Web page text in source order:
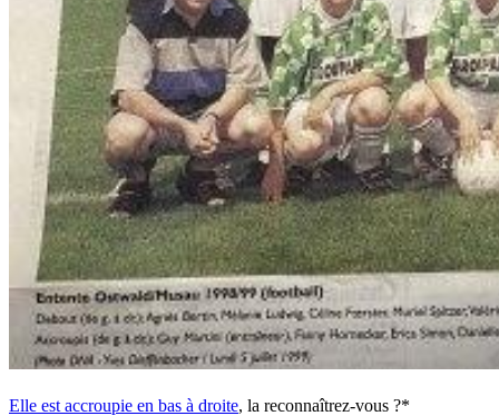
Elle est accroupie en bas à droite, la reconnaîtrez-vous ?*